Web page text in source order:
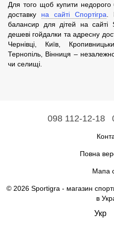
Для того щоб купити недорого
доставку на сайті Спортігра .
балансир для дітей на сайті
дешеві гойдалки та адресну
Чернівці, Київ,
Тернопіль, Вінниця –
чи селищі.
098 112-12-18
Повна
Мапа
© 2026 Sportigra - магазин
в
Укр